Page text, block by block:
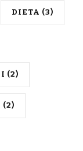
DIETA (3)
(2)
(2)